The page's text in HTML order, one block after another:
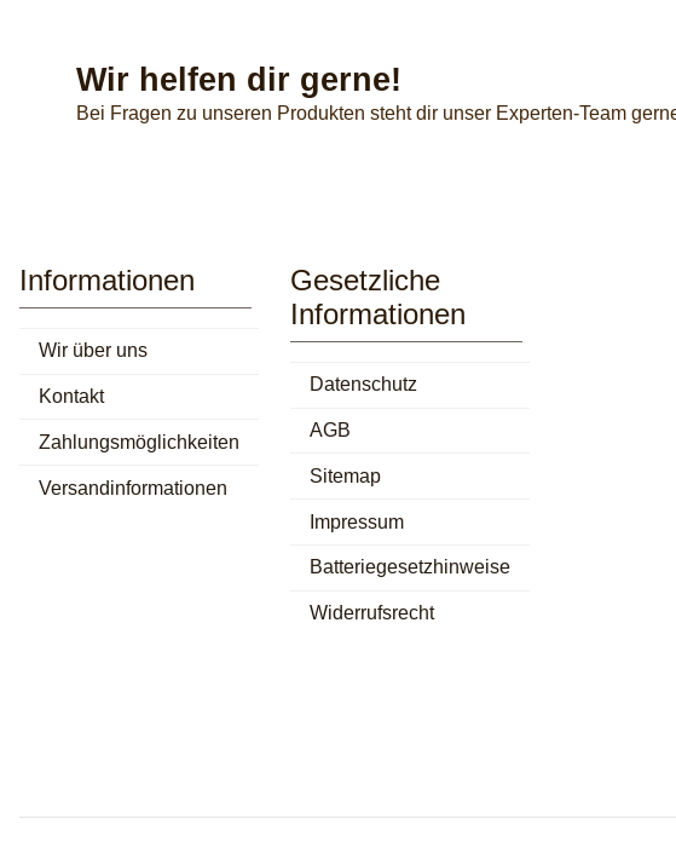
Wir helfen dir gerne!
Bei Fragen zu unseren Produkten steht dir unser Experten-Team
Informationen
Wir über uns
Kontakt
Zahlungsmöglichkeiten
Versandinformationen
Gesetzliche
Informationen
Datenschutz
AGB
Sitemap
Impressum
Batteriegesetzhinweise
Widerrufsrecht